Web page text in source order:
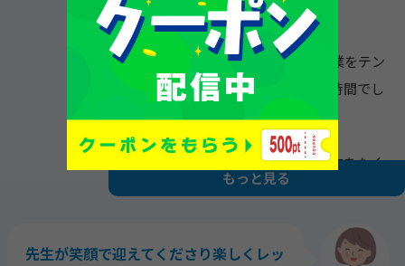
とてもためになる授業でした。
手軽にできる瞬間英作文は25分授業をテン
ポよく進める事ができて有意義な時間でし
た。
中学で文法を習い始め、瞬間英作文をたく
さん行う事で分からなかったことが分かる
またレッスンをお願いしたいと思います。
もっと見る
先生が笑顔で迎えてくださり楽しくレッ